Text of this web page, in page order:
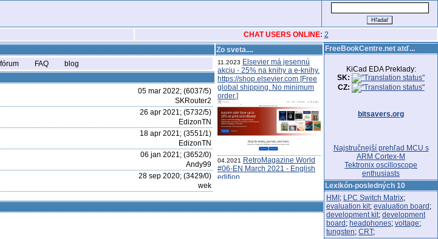
CHAT USERS ONLINE: 2
fórum FAQ
blog
05 mar 2022; (6037/5)
SKRouter2
26 apr 2021; (5732/5)
EdizonTN
18 apr 2021; (3551/1)
EdizonTN
06 jan 2021; (3652/0)
Andy99
28 sep 2020; (3429/0)
wek
Zo sveta....
11.2023 Elsevier má jesennú
akciu - 25% na knihy a e-knihy.
https://shop.elsevier.com [Free
global shipping. No minimum
order.]
04.2021
RetroMagazine World
#06-EN March 2021 - English
edition
2021.03
Universal JTAG library, server
FreeBookCentre.net atď...
KiCad EDA Preklady:
SK:
CZ:
bitsavers.org
Najstručnejší prehľad MCU s
ARM Cortex-M
Tektronix oscilloscope
enthusiasts
Lexikón-posledných 10
HMI ; LPC Switch Matrix;
evaluation kit; evaluation board ;
development kit; development
board ; headphones; voltage;
tungsten; CRT;